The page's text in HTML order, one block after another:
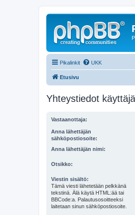
Pikalinkit UKK
Etusivu
Yhteystiedot
Vastaanottaja:
Anna lähettäjän
sähköpostiosoite:
Anna lähettäjän nimi:
Otsikko:
Viestin sisältö:
Tämä viesti lähetetään pelkkänä
tekstinä. Älä käytä HTML:ää tai
BBCode:a. Palautusosoitteeksi
laitetaan sinun sähköpostiosoite.